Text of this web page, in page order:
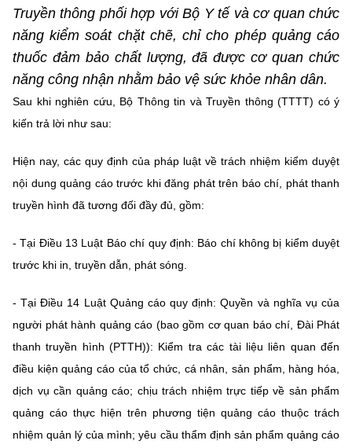
Năng lượng nguyên tử
Tin địa phương
Chuyển đổi số
Bưu chính, Viễn thông
Sở hữu trí tuệ
Khác
Videos
Infographic
Ảnh
Nhiệm vụ trọng tâm
Chọn ngôn ngữ
Vietnamese English
BỘ KHOA HỌC VÀ CÔNG NGHỆ
MINISTRY OF SCIENCE AND TECHNOLOGY
Điều khoản sử dụng Theo dõi MST: Góp ý
Cơ quan chủ quản: Bộ Khoa học và Công nghệ (MST)
Chịu trách nhiệm nội dung: Nguyễn Thị Hải Hằng
Truyền thông phối hợp với Bộ Y tế và cơ quan chức
năng kiểm soát chặt chẽ, chỉ cho phép quảng cáo
thuốc đảm bảo chất lượng, đã được cơ quan chức
năng công nhận nhằm bảo vệ sức khỏe nhân dân.
Sau khi nghiên cứu, Bộ Thông tin và Truyền thông (TTTT) có ý
kiến trả lời như sau:
Hiện nay, các quy định của pháp luật về trách nhiệm kiểm duyệt
nội dung quảng cáo trước khi đăng phát trên báo chí, phát thanh
truyền hình đã tương đối đầy đủ, gồm:
- Tại Điều 13 Luật Báo chí quy định: Báo chí không bị kiểm duyệt
trước khi in, truyền dẫn, phát sóng.
- Tại Điều 14 Luật Quảng cáo quy định: Quyền và nghĩa vụ của
người phát hành quảng cáo (bao gồm cơ quan báo chí, Đài Phát
thanh truyền hình (PTTH)): Kiểm tra các tài liệu liên quan đến
điều kiện quảng cáo của tổ chức, cá nhân, sản phẩm, hàng hóa,
dịch vụ cần quảng cáo; chịu trách nhiệm trực tiếp về sản phẩm
quảng cáo thực hiện trên phương tiện quảng cáo thuộc trách
nhiệm quản lý của mình; yêu cầu thẩm định sản phẩm quảng cáo